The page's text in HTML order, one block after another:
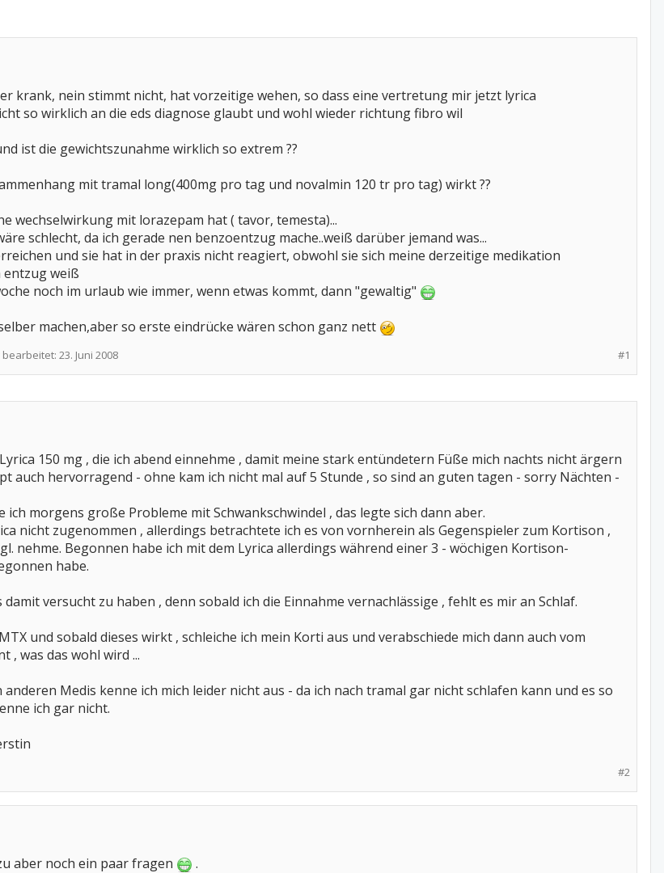
krank, nein stimmt nicht, hat vorzeitige wehen, so dass eine vertretung mir jetzt lyrica
so wirklich an die eds diagnose glaubt und wohl wieder richtung fibro wil
ist die gewichtszunahme wirklich so extrem ??
mit tramal long(400mg pro tag und novalmin 120 tr pro tag) wirkt ??
wechselwirkung mit lorazepam hat ( tavor, temesta)...
schlecht, da ich gerade nen benzoentzug mache..weiß darüber jemand was...
und sie hat in der praxis nicht reagiert, obwohl sie sich meine derzeitige medikation
entzug weiß
noch im urlaub wie immer, wenn etwas kommt, dann "gewaltig"
machen,aber so erste eindrücke wären schon ganz nett
#1
23. Juni 2008
150 mg , die ich abend einnehme , damit meine stark entündetern Füße mich nachts nicht ärgern
auch hervorragend - ohne kam ich nicht mal auf 5 Stunde , so sind an guten tagen - sorry Nächten -
morgens große Probleme mit Schwankschwindel , das legte sich dann aber.
nicht zugenommen , allerdings betrachtete ich es von vornherein als Gegenspieler zum Kortison ,
nehme. Begonnen habe ich mit dem Lyrica allerdings während einer 3 - wöchigen Kortison-
habe.
versucht zu haben , denn sobald ich die Einnahme vernachlässige , fehlt es mir an Schlaf.
und sobald dieses wirkt , schleiche ich mein Korti aus und verabschiede mich dann auch vom
, was das wohl wird ...
Medis kenne ich mich leider nicht aus - da ich nach tramal gar nicht schlafen kann und es so
ich gar nicht.
#2
aber noch ein paar fragen
.